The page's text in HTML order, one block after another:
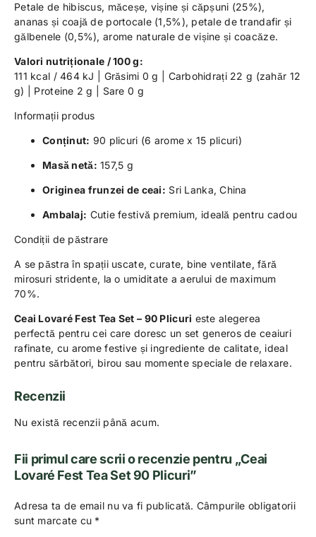
Petale de hibiscus, măceșe, vișine și căpșuni (25%),
ananas și coajă de portocale (1,5%), petale de trandafir și
gălbenele (0,5%), arome naturale de vișine și coacăze.
Valori nutriționale / 100 g:
111 kcal / 464 kJ | Grăsimi 0 g | Carbohidrați 22 g (zahăr 12
g) | Proteine 2 g | Sare 0 g
Informații produs
Conținut: 90 plicuri (6 arome x 15 plicuri)
Masă netă: 157,5 g
Originea frunzei de ceai: Sri Lanka, China
Ambalaj: Cutie festivă premium, ideală pentru cadou
Condiții de păstrare
A se păstra în spații uscate, curate, bine ventilate, fără
mirosuri stridente, la o umiditate a aerului de maximum
70%.
Ceai Lovaré Fest Tea Set – 90 Plicuri este alegerea
perfectă pentru cei care doresc un set generos de ceaiuri
rafinate, cu arome festive și ingrediente de calitate, ideal
pentru sărbători, birou sau momente speciale de relaxare.
Recenzii
Nu există recenzii până acum.
Fii primul care scrii o recenzie pentru „Ceai
Lovaré Fest Tea Set 90 Plicuri”
Adresa ta de email nu va fi publicată. Câmpurile obligatorii
sunt marcate cu *